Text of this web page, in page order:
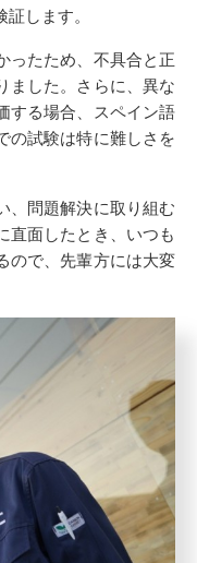
します。
ったため、不具合と正
ました。さらに、異な
する場合、スペイン語
の試験は特に難しさを
、問題解決に取り組む
直面したとき、いつも
ので、先輩方には大変